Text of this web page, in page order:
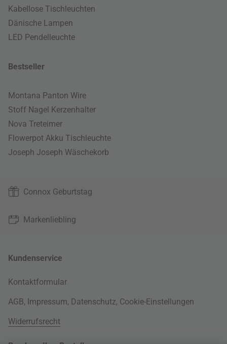
Kabellose Tischleuchten
Dänische Lampen
LED Pendelleuchte
Bestseller
Montana Panton Wire
Stoff Nagel Kerzenhalter
Nova Treteimer
Flowerpot Akku Tischleuchte
Joseph Joseph Wäschekorb
Connox Geburtstag
Markenliebling
Kundenservice
Kontaktformular
AGB, Impressum, Datenschutz, Cookie-Einstellungen
Widerrufsrecht